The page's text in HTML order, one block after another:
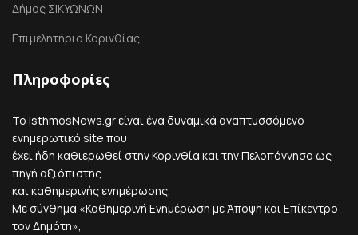
Δήμος ΣΙΚΥΩΝΩΝ
Επιμελητήριο Κορινθίας
Πληροφορίες
Το IsthmosNews.gr είναι ένα δυναμικά αναπτυσσόμενο
ενημερωτικό site που
έχει ήδη καθιερωθεί στην Κορινθία και την Πελοπόννησο ως
πηγή αξιόπιστης
και καθημερινής ενημέρωσης.
Με σύνθημα «Καθημερινή Ενημέρωση με Άποψη και Επίκεντρο
τον Δημότη»,